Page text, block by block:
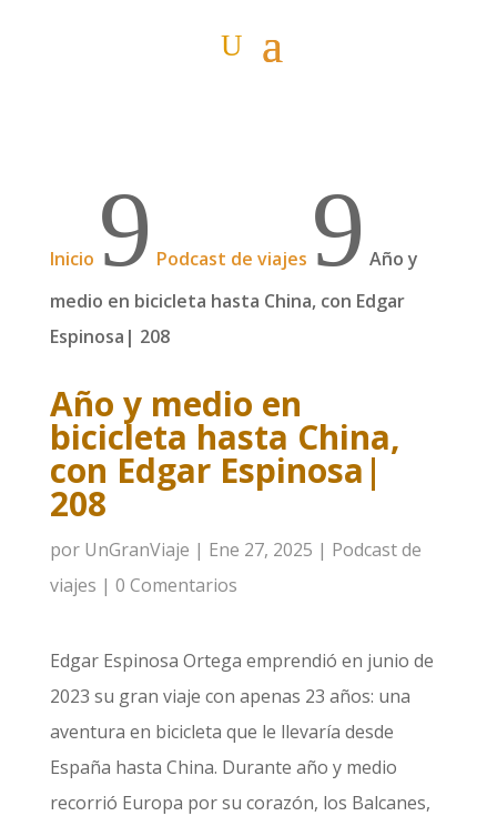
Inicio 9 Podcast de viajes 9 Año y
medio en bicicleta hasta China, con Edgar
Espinosa| 208
Año y medio en
bicicleta hasta China,
con Edgar Espinosa|
208
por UnGranViaje | Ene 27, 2025 | Podcast de
viajes | 0 Comentarios
Edgar Espinosa Ortega emprendió en junio de
2023 su gran viaje con apenas 23 años: una
aventura en bicicleta que le llevaría desde
España hasta China. Durante año y medio
recorrió Europa por su corazón, los Balcanes,